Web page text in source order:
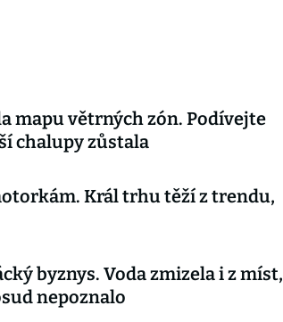
mapu větrných zón. Podívejte
chalupy zůstala
Král trhu těží z trendu,
byznys. Voda zmizela i z míst,
nepoznalo